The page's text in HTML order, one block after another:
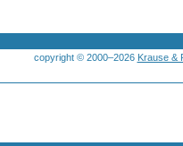
copyright © 2000–2026 Krause &